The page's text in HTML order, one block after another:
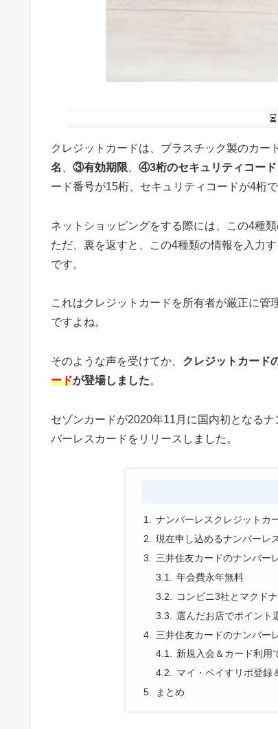
クレジットカードは、プラスチック製のカー
名
③有効期限 ④3桁のセキュリティコード
ード番号が15桁、セキュリティコードが4桁で
ネットショッピングをする際には、この4種
ただ、裏を返すと、この4種類の情報を入力
です。
これはクレジットカードを所有者が厳正に
ですよね。
そのような声を受けてか、 クレジットカード
ードが登場しました。
セゾンカードが2020年11月に国内初となる
バーレスカードをリリースしました。
ナンバーレスクレジットカ
現在申し込めるナンバーレ
三井住友カードのナンバー
年会費永年無料
コンビニ3社とマクド
選んだお店でポイント
三井住友カードのナンバー
新規入会＆カード利用
マイ・ペイすリボ登録
まとめ